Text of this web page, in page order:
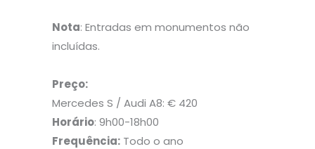
Nota: Entradas em monumentos não
incluídas.
Preço:
Mercedes S / Audi A8: € 420
Horário: 9h00-18h00
Frequência: Todo o ano